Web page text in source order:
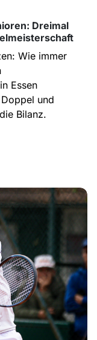
Dreimal
Wie immer
Essen
und
Bilanz.